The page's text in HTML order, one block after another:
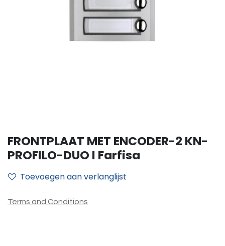
FRONTPLAAT MET ENCODER-2 KN-
PROFILO-DUO I Farfisa
Toevoegen aan verlanglijst
Terms and Conditions